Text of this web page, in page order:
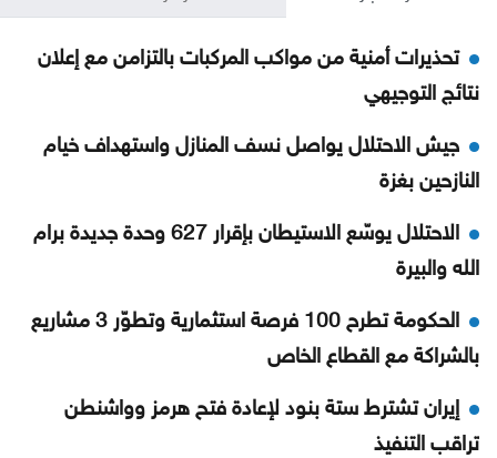
تحذيرات أمنية من مواكب المركبات بالتزامن مع إعلان
نتائج التوجيهي
جيش الاحتلال يواصل نسف المنازل واستهداف خيام
النازحين بغزة
الاحتلال يوسّع الاستيطان بإقرار 627 وحدة جديدة برام
الله والبيرة
الحكومة تطرح 100 فرصة استثمارية وتطوّر 3 مشاريع
بالشراكة مع القطاع الخاص
إيران تشترط ستة بنود لإعادة فتح هرمز وواشنطن
تراقب التنفيذ